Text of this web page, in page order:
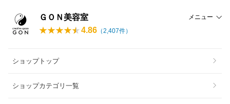
ＧＯＮ美容室 メニュー
4.86 （2,407件）
ショップトップ
ショップカテゴリ一覧